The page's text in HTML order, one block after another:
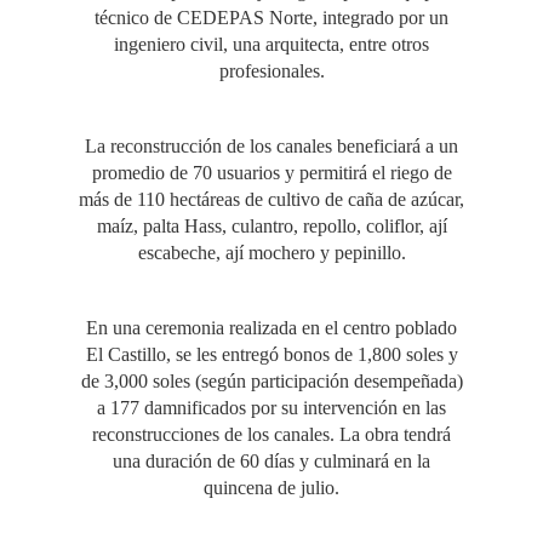
técnico de CEDEPAS Norte, integrado por un
ingeniero civil, una arquitecta, entre otros
profesionales.
La reconstrucción de los canales beneficiará a un
promedio de 70 usuarios y permitirá el riego de
más de 110 hectáreas de cultivo de caña de azúcar,
maíz, palta Hass, culantro, repollo, coliflor, ají
escabeche, ají mochero y pepinillo.
En una ceremonia realizada en el centro poblado
El Castillo, se les entregó bonos de 1,800 soles y
de 3,000 soles (según participación desempeñada)
a 177 damnificados por su intervención en las
reconstrucciones de los canales. La obra tendrá
una duración de 60 días y culminará en la
quincena de julio.